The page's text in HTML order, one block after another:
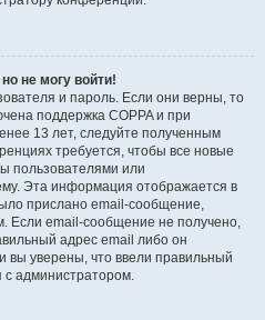
не могу войти!
и пароль. Если они верны, то
поддержка COPPA и при
13 лет, следуйте полученным
требуется, чтобы все новые
пользователями или
Эта информация отображается в
прислано email-сообщение,
Если email-сообщение не получено,
адрес email либо он
вы уверены, что ввели правильный
с администратором.